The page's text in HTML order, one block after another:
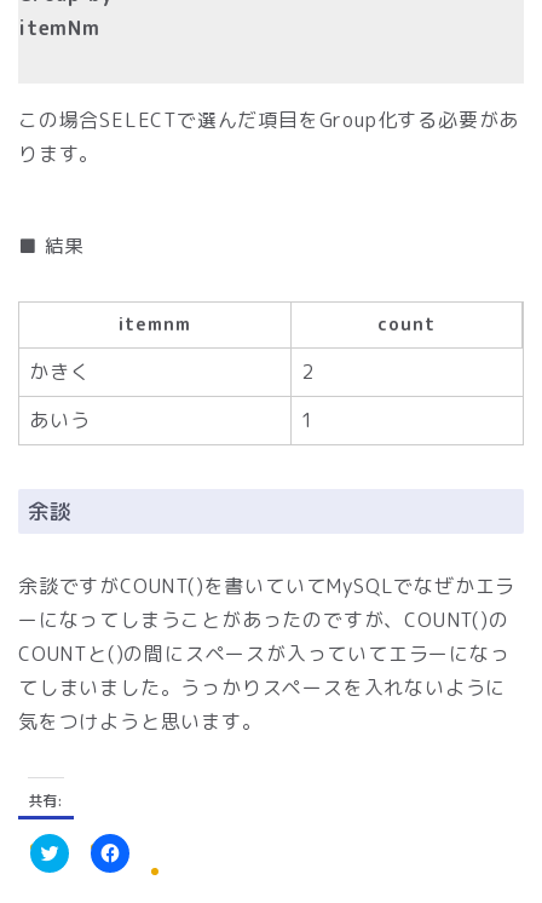
itemNm
この場合SELECTで選んだ項目をGroup化する必要があ
ります。
■ 結果
itemnm count
かきく
2
あいう
1
余談
余談ですがCOUNT()を書いていてMySQLでなぜかエラ
ーになってしまうことがあったのですが、COUNT()の
COUNTと()の間にスペースが入っていてエラーになっ
てしまいました。うっかりスペースを入れないように
気をつけようと思います。
共有:
ク F